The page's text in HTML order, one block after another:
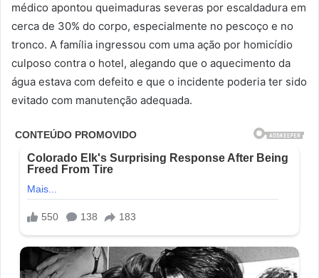
médico apontou queimaduras severas por escaldadura em
cerca de 30% do corpo, especialmente no pescoço e no
tronco. A família ingressou com uma ação por homicídio
culposo contra o hotel, alegando que o aquecimento da
água estava com defeito e que o incidente poderia ter sido
evitado com manutenção adequada.